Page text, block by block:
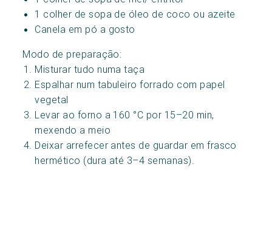
1 colher de sopa de óleo de coco ou azeite
Canela em pó a gosto
Modo de preparação:
Misturar tudo numa taça
Espalhar num tabuleiro forrado com papel
vegetal
Levar ao forno a 160 °C por 15–20 min,
mexendo a meio
Deixar arrefecer antes de guardar em frasco
hermético (dura até 3–4 semanas).